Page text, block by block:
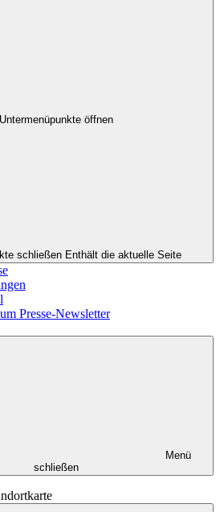
Untermenüpunkte öffnen
schließen Enthält die aktuelle Seite
Presse-Newsletter
Menü
schließen